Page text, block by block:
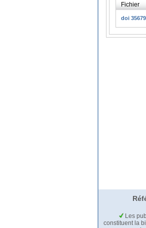
Fichier
doi
Les
constituent la